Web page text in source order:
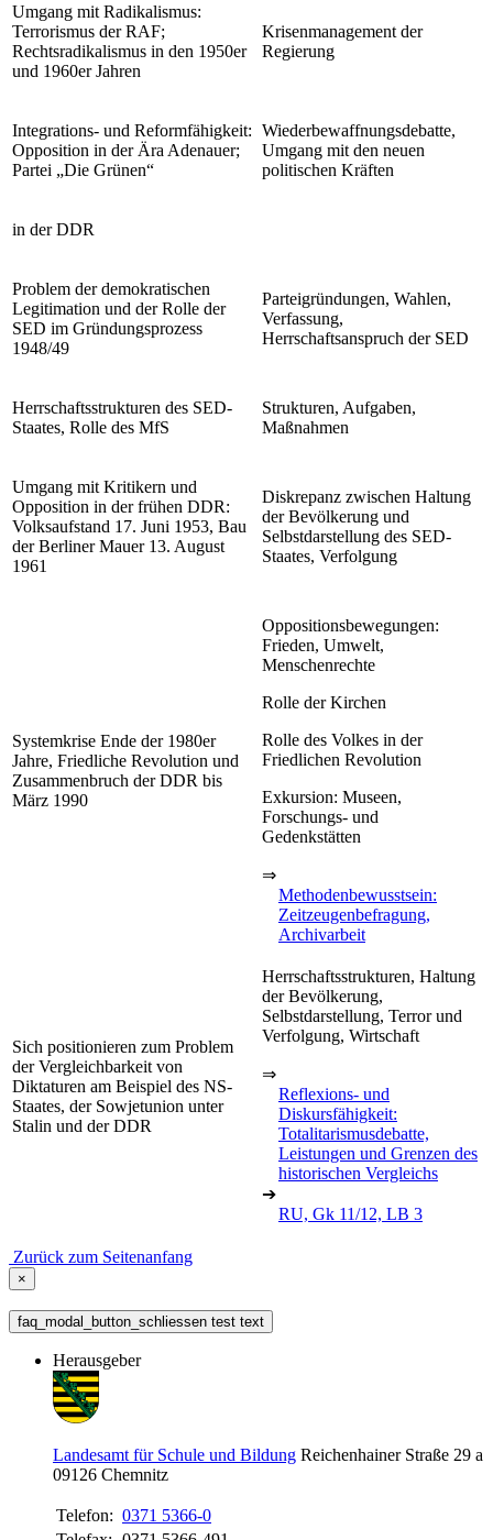
Umgang mit Radikalismus:
Terrorismus der RAF;
Rechtsradikalismus in den 1950er
und 1960er Jahren
Krisenmanagement der
Regierung
Integrations- und Reformfähigkeit:
Opposition in der Ära Adenauer;
Partei „Die Grünen“
Wiederbewaffnungsdebatte,
Umgang mit den neuen
politischen Kräften
in der DDR
Problem der demokratischen
Legitimation und der Rolle der
SED im Gründungsprozess
1948/49
Parteigründungen, Wahlen,
Verfassung,
Herrschaftsanspruch der SED
Herrschaftsstrukturen des SED-
Staates, Rolle des MfS
Strukturen, Aufgaben,
Maßnahmen
Umgang mit Kritikern und
Opposition in der frühen DDR:
Volksaufstand 17. Juni 1953, Bau
der Berliner Mauer 13. August
1961
Diskrepanz zwischen Haltung
der Bevölkerung und
Selbstdarstellung des SED-
Staates, Verfolgung
Systemkrise Ende der 1980er
Jahre, Friedliche Revolution und
Zusammenbruch der DDR bis
März 1990
Oppositionsbewegungen:
Frieden, Umwelt,
Menschenrechte
Rolle der Kirchen
Rolle des Volkes in der
Friedlichen Revolution
Exkursion: Museen,
Forschungs- und
Gedenkstätten
⇒
Methodenbewusstsein:
Zeitzeugenbefragung,
Archivarbeit
Sich positionieren zum Problem
der Vergleichbarkeit von
Diktaturen am Beispiel des NS-
Staates, der Sowjetunion unter
Stalin und der DDR
Herrschaftsstrukturen, Haltung
der Bevölkerung,
Selbstdarstellung, Terror und
Verfolgung, Wirtschaft
⇒
Reflexions- und
Diskursfähigkeit:
Totalitarismusdebatte,
Leistungen und Grenzen des
historischen Vergleichs
➔
RU, Gk 11/12, LB 3
Zurück zum Seitenanfang
×
faq_modal_button_schliessen test text
Herausgeber
Landesamt für Schule und Bildung Reichenhainer Straße 29 a
09126 Chemnitz
Telefon: 0371 5366-0